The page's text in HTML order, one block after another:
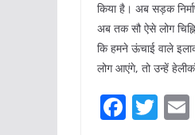
किया है। अब सड़क
अब तक सौ ऐसे लोग
कि हमने ऊंचाई वाले
लोग आएंगे, तो उन्हें
F T